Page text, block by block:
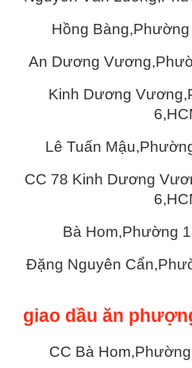
Hồng
An Dương
Kinh Dương
Lê Tuấn
CC 78 Kinh Dương
Bà Hom,Phường
Đặng Nguyên
giao dầu ăn
CC Bà